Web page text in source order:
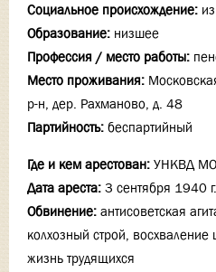
Социальное происхождение:
Образование: низшее
Профессия / место работы:
Место проживания:
р-н, дер. Рахманово, д. 48
Партийность: беспартийный
Где и кем арестован: УНКВД МО
Дата ареста: 3 сентября 1940 г.
Обвинение: антисоветская
колхозный строй, восхваление
жизнь трудящихся